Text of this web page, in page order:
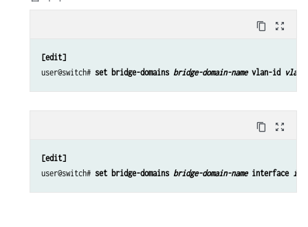
content_copy zoom_out_map
[edit]
user@switch# set bridge-domains bridge-domain-name vlan-id
content_copy zoom_out_map
[edit]
user@switch# set bridge-domains bridge-domain-name interface